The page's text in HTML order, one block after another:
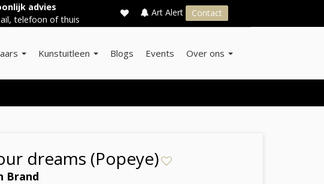
advies
telefoon of thuis
Art Alert Contact
Kunstuitleen Blogs Events Over ons
dreams (Popeye)
Brand